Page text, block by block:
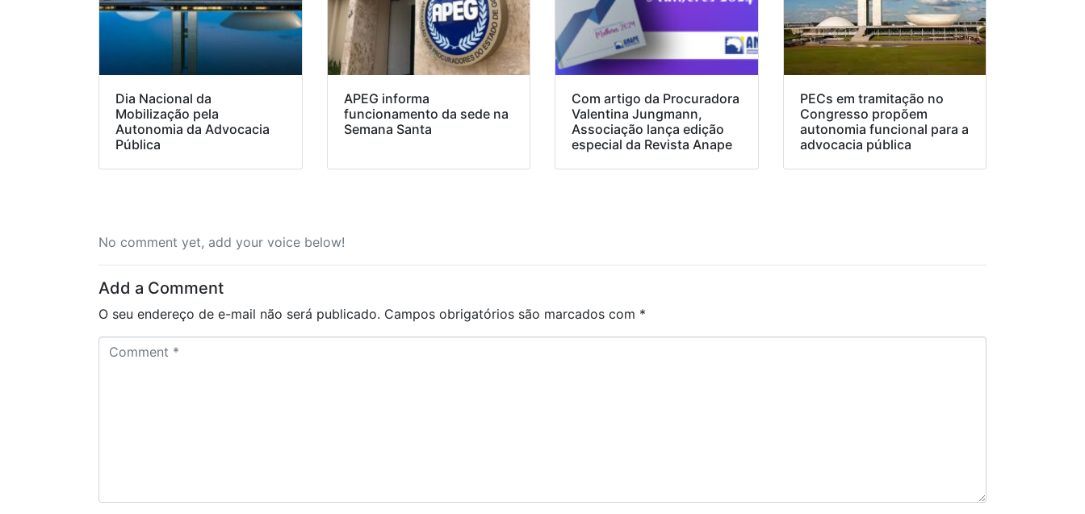
Dia Nacional da
Mobilização pela
Autonomia da Advocacia
Pública
APEG informa
funcionamento da sede na
Semana Santa
Com artigo da Procuradora
Valentina Jungmann,
Associação lança edição
especial da Revista Anape
PECs em tramitação no
Congresso propõem
autonomia funcional para a
advocacia pública
No comment yet, add your voice below!
Add a Comment
O seu endereço de e-mail não será publicado. Campos obrigatórios são marcados com *